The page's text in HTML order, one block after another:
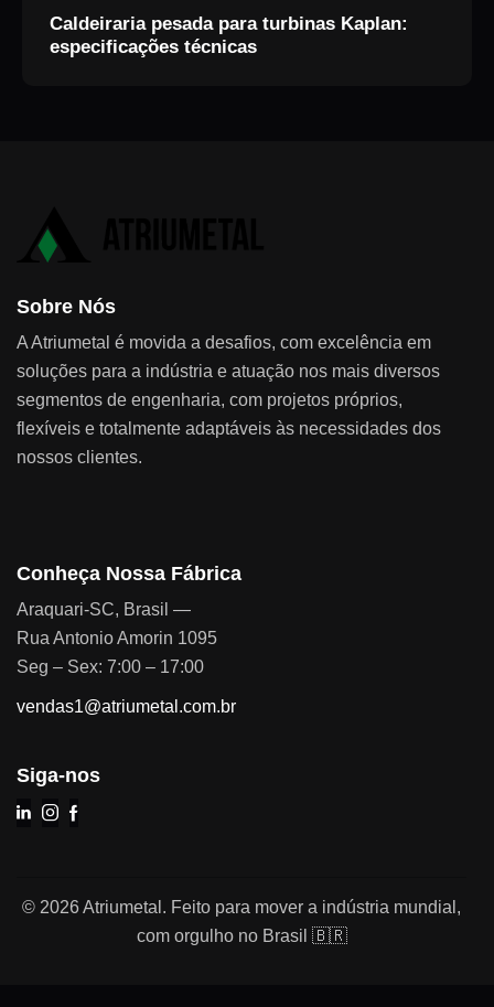
Caldeiraria pesada para turbinas Kaplan:
especificações técnicas
Sobre Nós
A Atriumetal é movida a desafios, com excelência em
soluções para a indústria e atuação nos mais diversos
segmentos de engenharia, com projetos próprios,
flexíveis e totalmente adaptáveis às necessidades dos
nossos clientes.
Conheça Nossa Fábrica
Araquari-SC, Brasil —
Rua Antonio Amorin 1095
Seg – Sex: 7:00 – 17:00
vendas1@atriumetal.com.br
Siga-nos
© 2026 Atriumetal. Feito para mover a indústria mundial,
com orgulho no Brasil 🇧🇷